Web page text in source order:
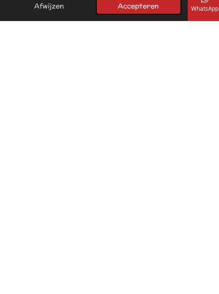
Afwijzen Accepteren
E-mailadres Telefoonnummer Kaart Facebook WhatsApp